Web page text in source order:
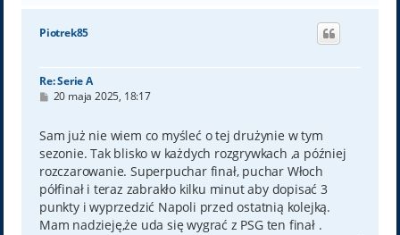
g
Piotrek85
Re: Serie A
P
t
20 maja 2025, 18:17
Sam już nie wiem co myśleć o tej drużynie w tym
sezonie. Tak blisko w każdych rozgrywkach ,a później
rozczarowanie. Superpuchar finał, puchar Włoch
półfinał i teraz zabrakło kilku minut aby dopisać 3
punkty i wyprzedzić Napoli przed ostatnią kolejką.
Mam nadzieję,że uda się wygrać z PSG ten finał .